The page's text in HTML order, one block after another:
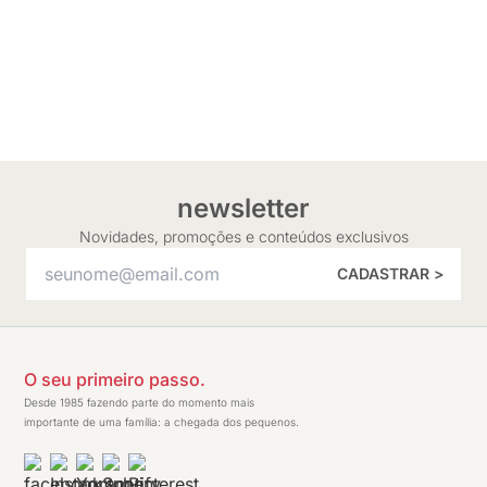
newsletter
Novidades, promoções e conteúdos exclusivos
CADASTRAR >
O seu primeiro passo.
Desde 1985 fazendo parte do momento mais
importante de uma família: a chegada dos pequenos.